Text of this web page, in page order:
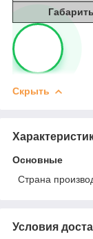
Скрыть
Основные
Страна
Условия